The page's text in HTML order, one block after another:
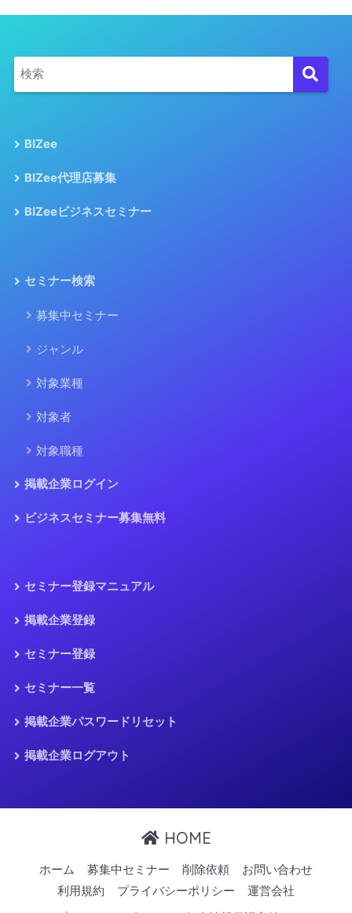
BIZee
BIZee代理店募集
BIZeeビジネスセミナー
セミナー検索
募集中セミナー
ジャンル
対象業種
対象者
対象職種
掲載企業ログイン
ビジネスセミナー募集無料
セミナー登録マニュアル
掲載企業登録
セミナー登録
セミナー一覧
掲載企業パスワードリセット
掲載企業ログアウト
HOME
ホーム 募集中セミナー 削除依頼
お問い合わせ
利用規約
プライバシーポリシー
運営会社